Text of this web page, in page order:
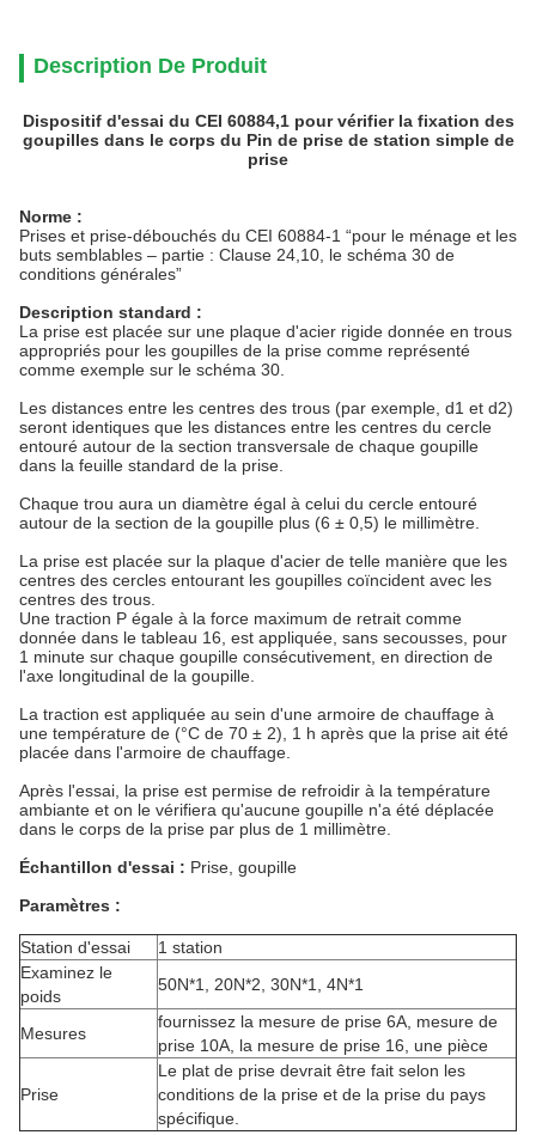
Description De Produit
Dispositif d'essai du CEI 60884,1 pour vérifier la fixation des
goupilles dans le corps du Pin de prise de station simple de
prise
Norme :
Prises et prise-débouchés du CEI 60884-1 “pour le ménage et les
buts semblables – partie : Clause 24,10, le schéma 30 de
conditions générales”
Description standard :
La prise est placée sur une plaque d'acier rigide donnée en trous
appropriés pour les goupilles de la prise comme représenté
comme exemple sur le schéma 30.
Les distances entre les centres des trous (par exemple, d1 et d2)
seront identiques que les distances entre les centres du cercle
entouré autour de la section transversale de chaque goupille
dans la feuille standard de la prise.
Chaque trou aura un diamètre égal à celui du cercle entouré
autour de la section de la goupille plus (6 ± 0,5) le millimètre.
La prise est placée sur la plaque d'acier de telle manière que les
centres des cercles entourant les goupilles coïncident avec les
centres des trous.
Une traction P égale à la force maximum de retrait comme
donnée dans le tableau 16, est appliquée, sans secousses, pour
1 minute sur chaque goupille consécutivement, en direction de
l'axe longitudinal de la goupille.
La traction est appliquée au sein d'une armoire de chauffage à
une température de (°C de 70 ± 2), 1 h après que la prise ait été
placée dans l'armoire de chauffage.
Après l'essai, la prise est permise de refroidir à la température
ambiante et on le vérifiera qu'aucune goupille n'a été déplacée
dans le corps de la prise par plus de 1 millimètre.
Échantillon d'essai : Prise, goupille
Paramètres :
Station d'essai
1 station
Examinez le
poids
50N*1, 20N*2, 30N*1, 4N*1
Mesures
fournissez la mesure de prise 6A, mesure de
prise 10A, la mesure de prise 16, une pièce
Prise
Le plat de prise devrait être fait selon les
conditions de la prise et de la prise du pays
spécifique.